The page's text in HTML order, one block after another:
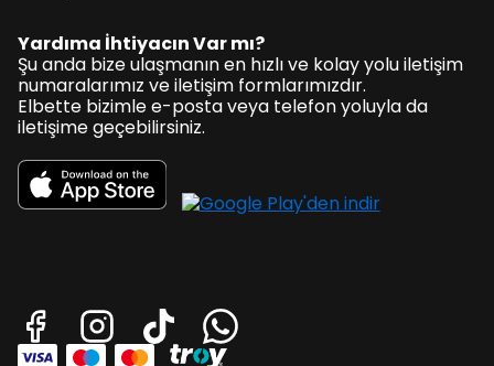
Yardıma İhtiyacın Var mı?
Şu anda bize ulaşmanın en hızlı ve kolay yolu iletişim
numaralarımız ve iletişim formlarımızdır.
Elbette bizimle e-posta veya telefon yoluyla da
iletişime geçebilirsiniz.